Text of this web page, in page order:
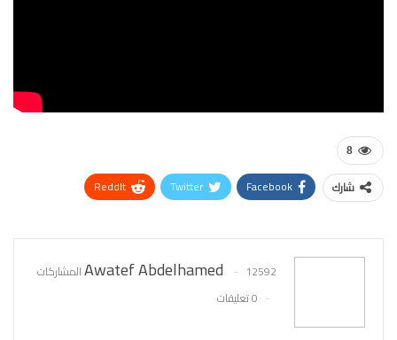
8
شارك Facebook
Twitter
ReddIt
Awatef Abdelhamed
12592 المشاركات
0 تعليقات